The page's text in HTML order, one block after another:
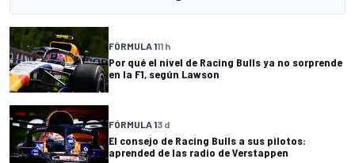
FÓRMULA 111 h
Por qué el nivel de Racing Bulls ya no sorprende
en la F1, según Lawson
FÓRMULA 13 d
El consejo de Racing Bulls a sus pilotos:
aprended de las radio de Verstappen